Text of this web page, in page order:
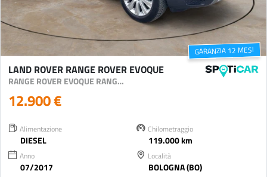
GARANZIA 12 MESI
LAND ROVER RANGE ROVER EVOQUE
RANGE ROVER EVOQUE RANGE ROVER EVOQUE 2.0 TD4 150CV SE 4X4
12.900 €
Alimentazione
DIESEL
Chilometraggio
119.000 km
Anno
07/2017
Località
BOLOGNA (BO)